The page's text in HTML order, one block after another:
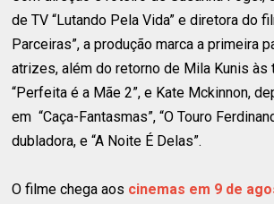
de TV “Lutando Pela Vida” e diretora do
Parceiras”, a produção marca a primeira
atrizes, além do retorno de Mila Kunis
“Perfeita é a Mãe 2”, e Kate Mckinnon,
em “Caça-Fantasmas”, “O Touro
dubladora, e “A Noite É Delas”.
O filme chega aos cinemas em 9 de